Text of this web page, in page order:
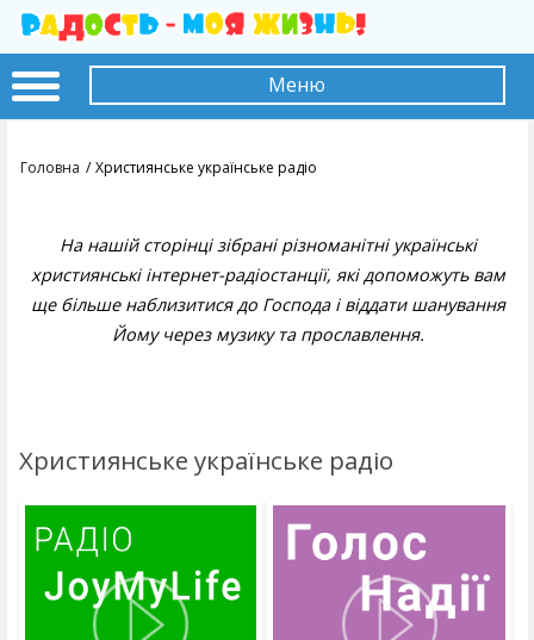
Меню
Головна Християнське українське радіо
На нашій сторінці зібрані різноманітні українські
християнські інтернет-радіостанції, які допоможуть вам
ще більше наблизитися до Господа і віддати шанування
Йому через музику та прославлення.
Християнське українське радіо